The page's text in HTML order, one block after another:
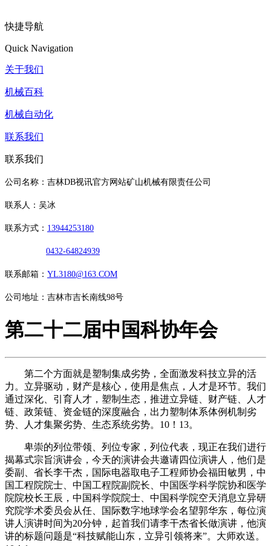
快捷导航
Quick Navigation
关于我们
机械百科
机械自动化
联系我们
联系我们
公司名称：吉林DB视讯官方网站矿山机械有限责任公司
联系人：吴冰
联系方式： 13944253180
0432-64824939
联系邮箱： YL3180@163.COM
公司地址：吉林市吉长南线98号
第二十二届中国科协年会
第二个方面就是塑制集成劣势，全面激发科技立异的活
力。立异驱动，财产是核心，使用是焦点，人才是环节。我们
通过深化、引育人才，塑制生态，推进立异链、财产链、人才
链、政策链、资金链的深度融合，出力塑制体系体例机制劣
势、人才集聚劣势、生态系统劣势。10！13。
卑崇的列位带领、列位专家，列位代表，现正在我们进行
揭幕式宗旨演讲会，今天的演讲会共邀请四位演讲人，他们是
委副、省长李干杰，国际电器取电子工程师协会福田敏男，中
国工程院院士、中国工程院副院长、中国医学科学院协和医学
院院校长王辰，中国科学院院士、中国科学院空天消息立异研
究院学术委员会从任、国际数字地球学会名望郭华东，每位演
讲人演讲时间为20分钟，起首我们请李干杰省长做演讲，他演
讲的标题问题是“科技赋能山东，立异引领将来”。大师欢送。